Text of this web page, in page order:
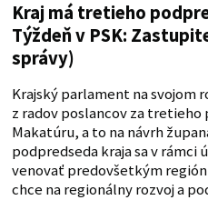
Kraj má tretieho
Týždeň v PSK:
správy)
Krajský parlament na svojom
z radov poslancov za tretieho
Makatúru, a to na návrh
podpredseda kraja sa v rámci
venovať predovšetkým
chce na regionálny rozvoj a